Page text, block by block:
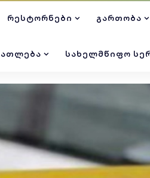
ᲠᲔᲡᲢᲝᲠᲜᲔᲑᲘ ᲒᲐᲠᲗᲝᲑᲐ
ᲡᲐᲮᲔᲚᲛᲬᲘᲤᲝ